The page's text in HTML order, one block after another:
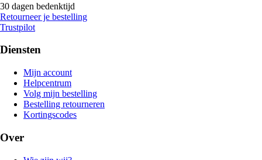
30 dagen bedenktijd
Retourneer je bestelling
Trustpilot
Diensten
Mijn account
Helpcentrum
Volg mijn bestelling
Bestelling retourneren
Kortingscodes
Over